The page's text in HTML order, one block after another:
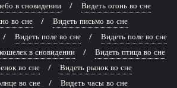
в сновидении
Видеть огонь во сне
во сне
Видеть письмо во сне
Видеть поле во сне
Видеть поле во сне
в сновидении
Видеть птица во сне
во сне
Видеть рынок во сне
во сне
Видеть часы во сне